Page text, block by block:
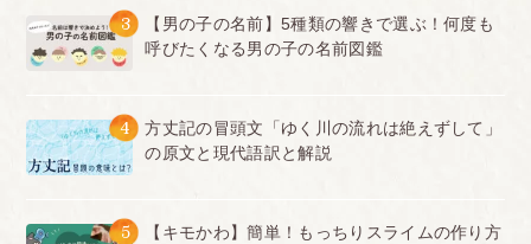
3
【男の子の名前】5種類の響きで選ぶ！何度も
呼びたくなる男の子の名前図鑑
4
方丈記の冒頭文「ゆく川の流れは絶えずして」
の原文と現代語訳と解説
5
【キモかわ】簡単！もっちりスライムの作り方